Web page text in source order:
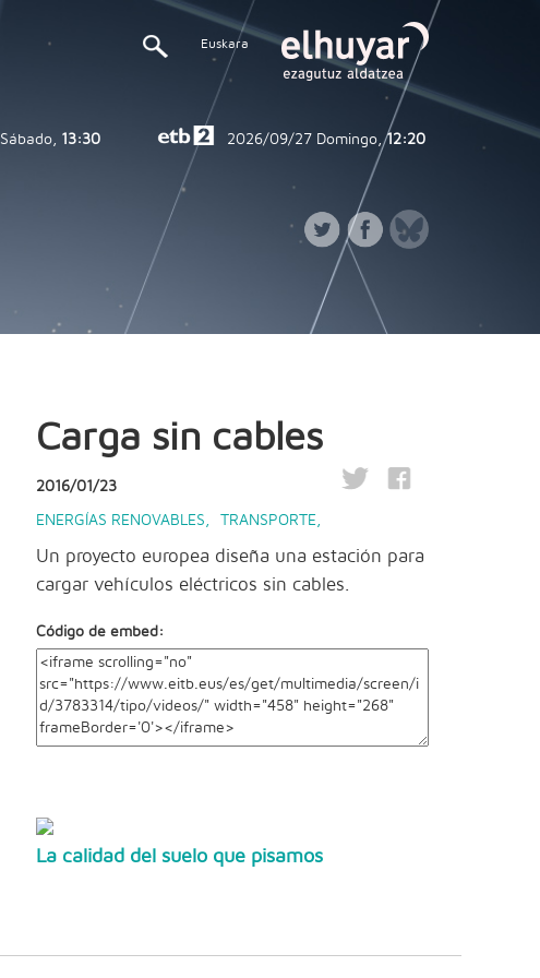
Euskara
Sábado, 13:30 2026/09/27 Domingo, 12:20
Carga sin cables
2016/01/23
ENERGÍAS RENOVABLES, TRANSPORTE,
Un proyecto europea diseña una estación para
cargar vehículos eléctricos sin cables.
Código de embed:
La calidad del suelo que pisamos